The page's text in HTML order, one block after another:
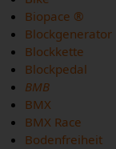
Biopace ®
Blockgenerator
Blockkette
Blockpedal
BMB
BMX
BMX Race
Bodenfreiheit